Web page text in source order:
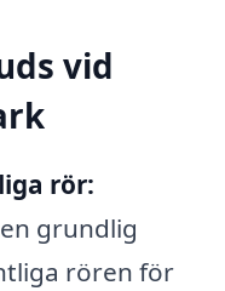
vid
rör:
grundlig
rören för